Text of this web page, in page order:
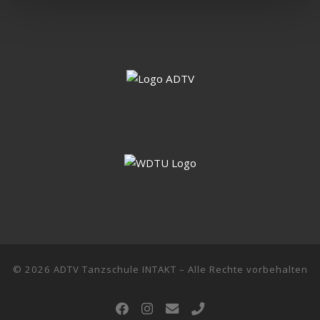
© 2026 ADTV Tanzschule INTAKT – Alle Rechte vorbehalten